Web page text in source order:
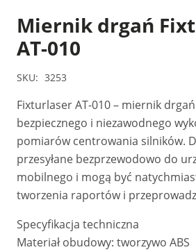
Miernik drgań
AT-010
SKU: 3253
Fixturlaser AT-010 – miernik drgań
bezpiecznego i niezawodnego
pomiarów centrowania silników.
przesyłane bezprzewodowo do
mobilnego i mogą być
tworzenia raportów i
Specyfikacja techniczna
Materiał obudowy: tworzywo ABS